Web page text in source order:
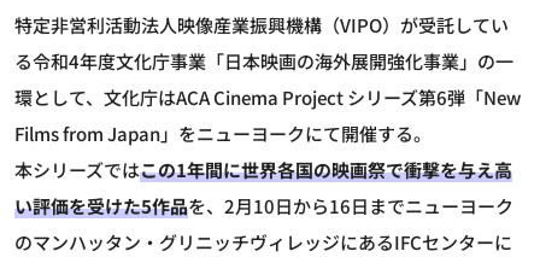
特定非営利活動法人映像産業振興機構（VIPO）が受託してい
る令和4年度文化庁事業「日本映画の海外展開強化事業」の一
環として、文化庁はACA Cinema Project シリーズ第6弾「New
Films from Japan」をニューヨークにて開催する。
本シリーズではこの1年間に世界各国の映画祭で衝撃を与え高
い評価を受けた5作品を、2月10日から16日までニューヨーク
のマンハッタン・グリニッチヴィレッジにあるIFCセンターに